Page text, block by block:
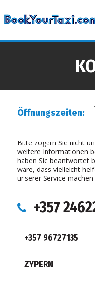
LOGIN FÜR
Passwort
KEIN
Öffnungszeiten:
Bitte zögern Sie nicht
weitere Informationen
haben Sie beantwortet
wäre, dass vielleicht
unserer Service
+357
+357 96727135
ZYPERN